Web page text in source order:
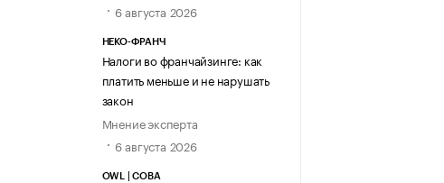
6 августа 2026
НЕКО-ФРАНЧ
Налоги во франчайзинге: как
платить меньше и не нарушать
закон
Мнение эксперта
6 августа 2026
OWL | СОВА